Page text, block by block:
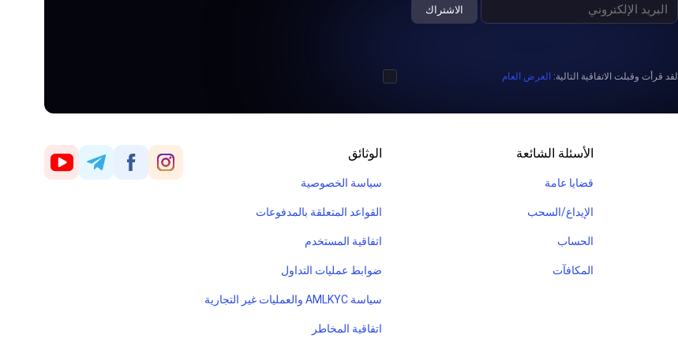
الاشتراك
لقد قرأت وقبلت الاتفاقية التالية: العرض العام
الأسئلة الشائعة
قضايا عامة
الإيداع/السحب
الحساب
المكافآت
الوثائق
سياسة الخصوصية
القواعد المتعلقة بالمدفوعات
اتفاقية المستخدم
ضوابط عمليات التداول
سياسة AMLKYC والعمليات غير التجارية
اتفاقية المخاطر